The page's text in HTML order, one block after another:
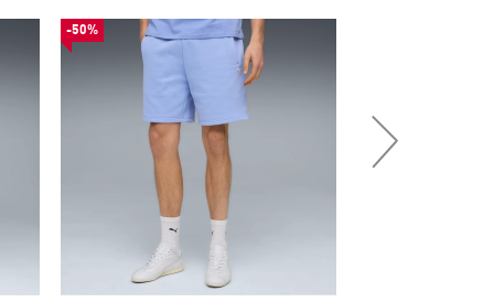
-50%